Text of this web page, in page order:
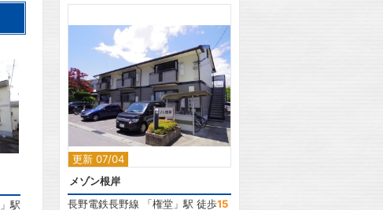
」駅
更新 07/04
2
メゾン根岸
長野電鉄長野線 「権堂 」駅 徒歩15